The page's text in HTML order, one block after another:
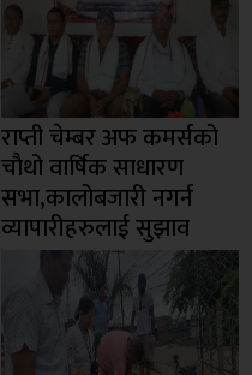
राप्ती चेम्बर अफ कमर्सको
चाैथो वार्षिक साधारण
सभा,कालोबजारी नगर्न
व्यापारीहरुलाई सुझाव